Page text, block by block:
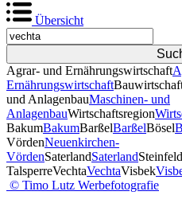
Übersicht
Agrar- und Ernährungswirtschaft
Ernährungswirtschaft
und AnlagenbauMaschinen- und
AnlagenbauWirtschaftsregion
BakumBakumBarßelBarßelBösel
VördenNeuenkirchen-
VördenSaterlandSaterlandSteinfeld
TalsperreVechtaVechtaVisbek
© Timo Lutz Werbefotografie